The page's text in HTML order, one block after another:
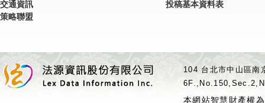
交通資訊
策略聯盟
投稿基本資料表
104 台北市中山區
本網站智慧財產權